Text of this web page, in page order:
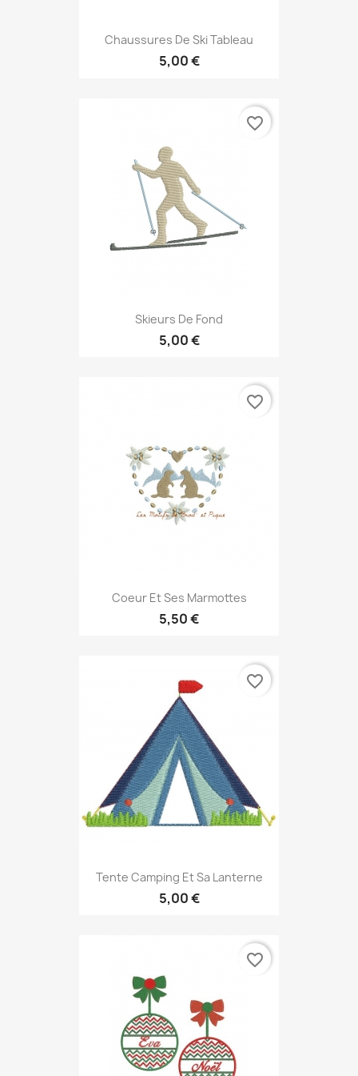
Chaussures De Ski Tableau
5,00 €
Skieurs De Fond
5,00 €
favorite_border
Coeur Et Ses Marmottes
5,50 €
favorite_border
Tente Camping Et Sa Lanterne
5,00 €
favorite_border
favorite_border